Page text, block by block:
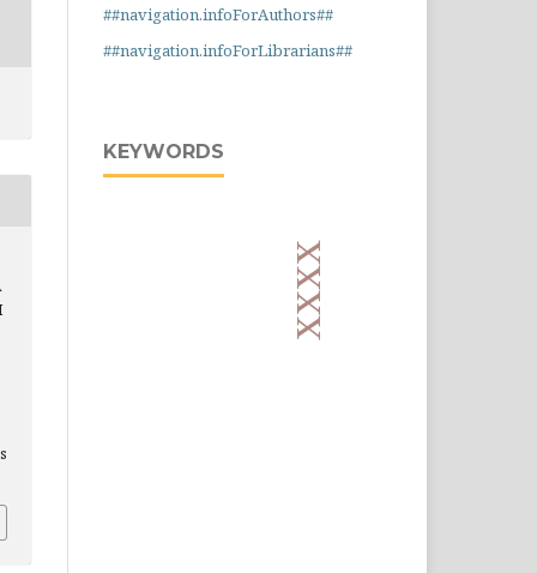
##navigation.infoForAuthors##
##navigation.infoForLibrarians##
KEYWORDS
xxxx